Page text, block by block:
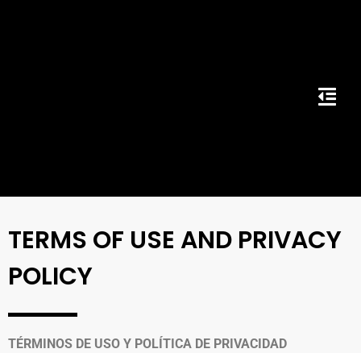
TERMS OF USE AND PRIVACY
POLICY
TÉRMINOS DE USO Y POLÍTICA DE PRIVACIDAD